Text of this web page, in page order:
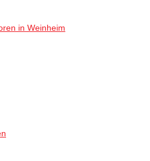
in Weinheim